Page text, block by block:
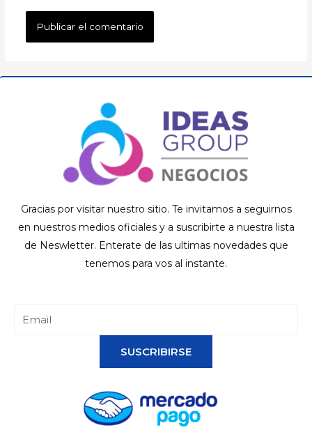
Gracias por visitar nuestro sitio. Te invitamos a seguirnos
en nuestros medios oficiales y a suscribirte a nuestra lista
de Neswletter. Enterate de las ultimas novedades que
tenemos para vos al instante.
SUSCRIBIRSE